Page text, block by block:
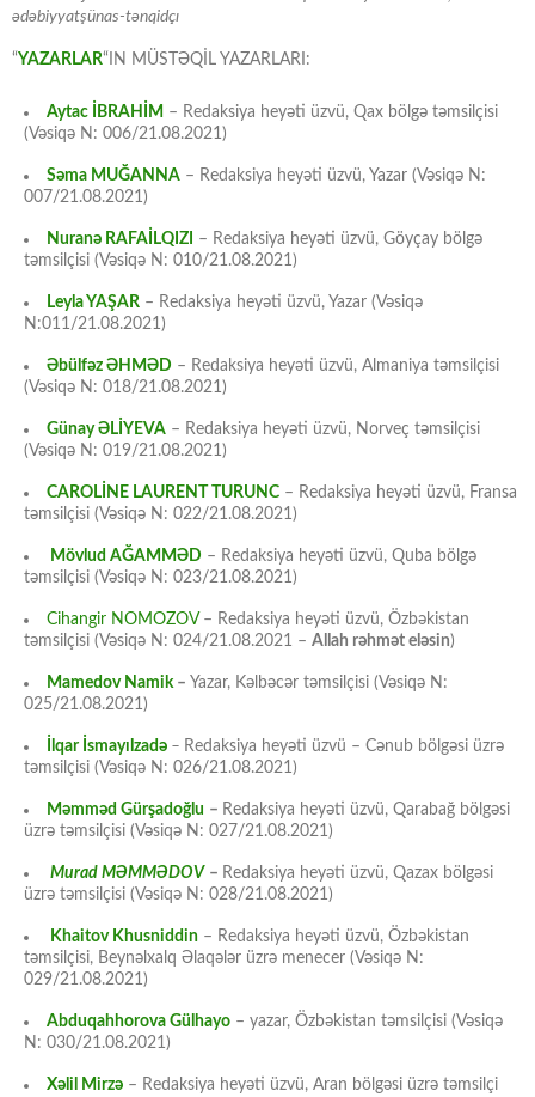
ədəbiyyatşünas-tənqidçı
“YAZARLAR“IN MÜSTƏQİL YAZARLARI:
Aytac İBRAHİM – Redaksiya heyəti üzvü, Qax bölgə təmsilçisi
(Vəsiqə N: 006/21.08.2021)
Səma MUĞANNA – Redaksiya heyəti üzvü, Yazar (Vəsiqə N:
007/21.08.2021)
Nuranə RAFAİLQIZI
– Redaksiya heyəti üzvü, Göyçay bölgə
təmsilçisi (Vəsiqə N: 010/21.08.2021)
Leyla YAŞAR – Redaksiya heyəti üzvü, Yazar (Vəsiqə
N:011/21.08.2021)
Əbülfəz ƏHMƏD – Redaksiya heyəti üzvü, Almaniya təmsilçisi
(Vəsiqə N: 018/21.08.2021)
Günay ƏLİYEVA – Redaksiya heyəti üzvü, Norveç təmsilçisi
(Vəsiqə N: 019/21.08.2021)
CAROLİNE LAURENT TURUNC – Redaksiya heyəti üzvü, Fransa
təmsilçisi (Vəsiqə N: 022/21.08.2021)
Mövlud AĞAMMƏD – Redaksiya heyəti üzvü, Quba bölgə
təmsilçisi (Vəsiqə N: 023/21.08.2021)
Cihangir NOMOZOV– Redaksiya heyəti üzvü, Özbəkistan
təmsilçisi (Vəsiqə N: 024/21.08.2021 – Allah rəhmət eləsin)
Mamedov Namik– Yazar, Kəlbəcər təmsilçisi (Vəsiqə N:
025/21.08.2021)
İlqar İsmayılzadə – Redaksiya heyəti üzvü – Cənub bölgəsi üzrə
təmsilçisi (Vəsiqə N: 026/21.08.2021)
Məmməd Gürşadoğlu – Redaksiya heyəti üzvü, Qarabağ bölgəsi
üzrə təmsilçisi (Vəsiqə N: 027/21.08.2021)
Murad MƏMMƏDOV – Redaksiya heyəti üzvü, Qazax bölgəsi
üzrə təmsilçisi (Vəsiqə N: 028/21.08.2021)
Khaitov Khusniddin – Redaksiya heyəti üzvü, Özbəkistan
təmsilçisi, Beynəlxalq Əlaqələr üzrə menecer (Vəsiqə N:
029/21.08.2021)
Abduqahhorova Gülhayo – yazar, Özbəkistan təmsilçisi (Vəsiqə
N: 030/21.08.2021)
Xəlil Mirzə – Redaksiya heyəti üzvü, Aran bölgəsi üzrə təmsilçi